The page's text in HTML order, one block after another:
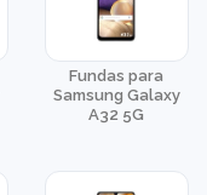
Fundas para
Samsung Galaxy
A32 5G